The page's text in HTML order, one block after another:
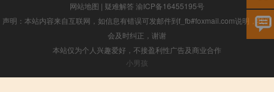
网站地图 | 疑难解答 渝ICP备16455195号
声明：本站内容来自互联网，如信息有错误可发邮件到f_fb#foxmail.com说明，我们
会及时纠正，谢谢
本站仅为个人兴趣爱好，不接盈利性广告及商业合作
小男孩